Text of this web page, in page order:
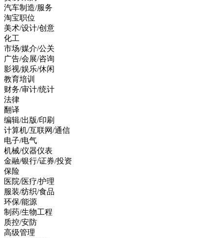
汽车制造/服务
淘宝职位
美术/设计/创意
化工
市场/媒介/公关
广告/会展/咨询
影视/娱乐/休闲
教育培训
财务/审计/统计
法律
翻译
编辑/出版/印刷
计算机/互联网/通信
电子/电气
机械/仪器仪表
金融/银行/证券/投资
保险
医院/医疗/护理
服装/纺织/食品
环保/能源
制药/生物工程
质控/安防
高级管理